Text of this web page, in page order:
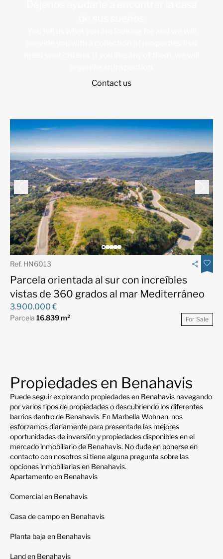
Contact us
Ref. HN6013
Parcela orientada al sur con increíbles
vistas de 360 grados al mar Mediterráneo
3.900.000 €
Parcela 16.839 m² For Sale
Propiedades en Benahavis
Puede seguir explorando propiedades en Benahavis navegando
por varios tipos de propiedades o descubriendo los diferentes
barrios dentro de Benahavis. En Marbella Wohnen, nos
esforzamos diariamente para presentarle las mejores
oportunidades de inversión y propiedades disponibles en el
mercado inmobiliario de Benahavis. No dude en ponerse en
contacto con nosotros si tiene alguna pregunta sobre las
opciones inmobiliarias en Benahavis.
Apartamento en Benahavis
Comercial en Benahavis
Casa de campo en Benahavis
Planta baja en Benahavis
Land en Benahavis